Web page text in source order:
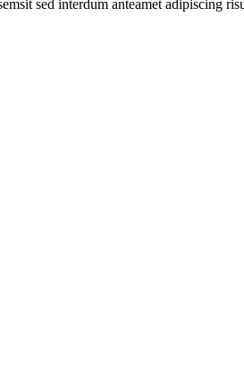
sed interdum anteamet adipiscing